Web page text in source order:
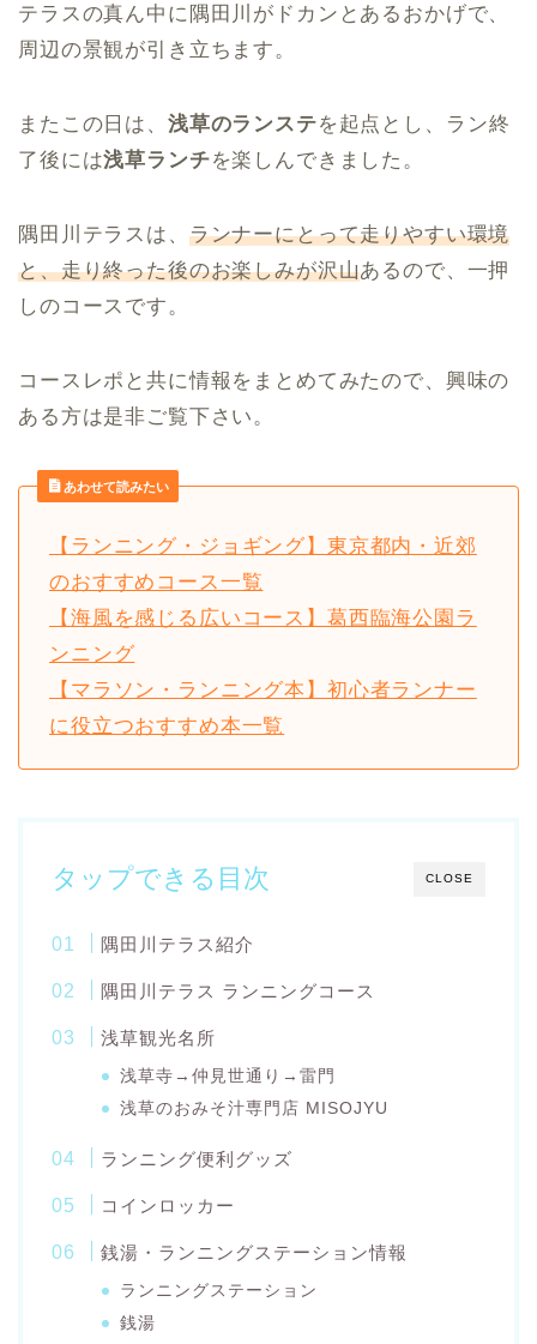
テラスの真ん中に隅田川がドカンとあるおかげで、
周辺の景観が引き立ちます。
またこの日は、 浅草のランステを起点とし、ラン終
了後には浅草ランチを楽しんできました。
隅田川テラスは、 ランナーにとって走りやすい環境
と、走り終った後のお楽しみが沢山あるので、一押
しのコースです。
コースレポと共に情報をまとめてみたので、興味の
ある方は是非ご覧下さい。
あわせて読みたい
【ランニング・ジョギング】東京都内・近郊
のおすすめコース一覧
【海風を感じる広いコース】葛西臨海公園ラ
ンニング
【マラソン・ランニング本】初心者ランナー
に役立つおすすめ本一覧
CLOSE
タップできる目次
隅田川テラス紹介
隅田川テラス ランニングコース
浅草観光名所
浅草寺→仲見世通り→雷門
浅草のおみそ汁専門店 MISOJYU
ランニング便利グッズ
コインロッカー
銭湯・ランニングステーション情報
ランニングステーション
銭湯